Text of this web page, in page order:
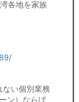
各地を家族
い個別業務
ン）ならば